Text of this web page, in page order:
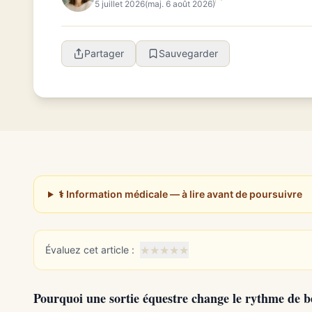
5 juillet 2026(maj. 6 août 2026)
Partager Sauvegarder
⚕️ Information médicale — à lire avant de poursuivre
Évaluez cet article : ★★★★★
Pourquoi une sortie équestre change le rythme de